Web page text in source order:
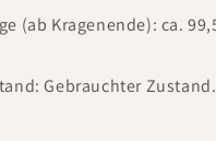
(ab Kragenende): ca.
Gebrauchter Zustand.